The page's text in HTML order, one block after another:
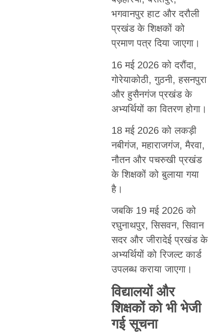
भगवानपुर हाट और दरौली
प्रखंड के शिक्षकों को
प्रमाण पत्र दिया जाएगा।
16 मई 2026 को दरौंदा,
गोरेयाकोठी, गुठनी, हसनपुरा
और हुसैनगंज प्रखंड के
अभ्यर्थियों का वितरण होगा।
18 मई 2026 को लकड़ी
नबीगंज, महाराजगंज, मैरवा,
नौतन और पचरुखी प्रखंड
के शिक्षकों को बुलाया गया
है।
जबकि 19 मई 2026 को
रघुनाथपुर, सिसवन, सिवान
सदर और जीरादेई प्रखंड के
अभ्यर्थियों को रिजल्ट कार्ड
उपलब्ध कराया जाएगा।
विद्यालयों और
शिक्षकों को भी भेजी
गई सूचना